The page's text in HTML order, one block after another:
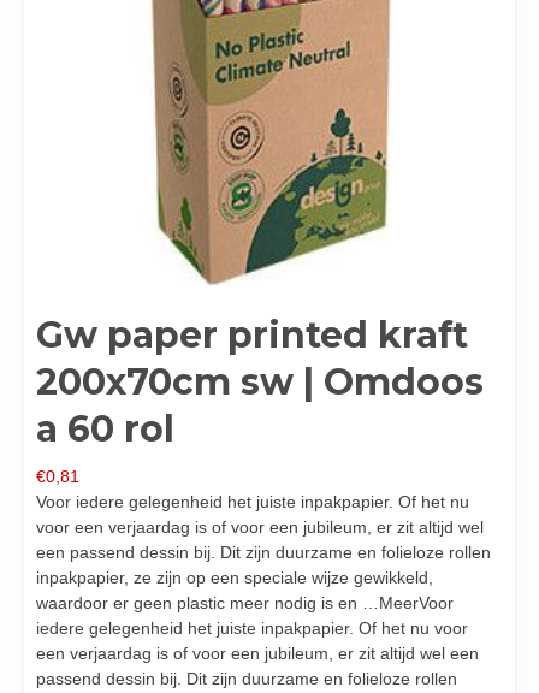
Gw paper printed kraft
200x70cm sw | Omdoos
a 60 rol
€0,81
Voor iedere gelegenheid het juiste inpakpapier. Of het nu
voor een verjaardag is of voor een jubileum, er zit altijd wel
een passend dessin bij. Dit zijn duurzame en folieloze rollen
inpakpapier, ze zijn op een speciale wijze gewikkeld,
waardoor er geen plastic meer nodig is en …MeerVoor
iedere gelegenheid het juiste inpakpapier. Of het nu voor
een verjaardag is of voor een jubileum, er zit altijd wel een
passend dessin bij. Dit zijn duurzame en folieloze rollen